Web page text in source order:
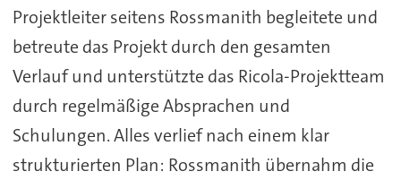
Projektleiter seitens Rossmanith begleitete und
betreute das Projekt durch den gesamten
Verlauf und unterstützte das Ricola-Projektteam
durch regelmäßige Absprachen und
Schulungen. Alles verlief nach einem klar
strukturierten Plan: Rossmanith übernahm die